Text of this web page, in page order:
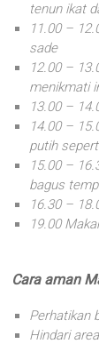
tenun ikat
11.00 –
sade
12.00 –
menikmati
13.00 –
14.00 –
putih
15.00 –
bagus
16.30 –
19.00
Cara aman
Perhatikan
Hindari